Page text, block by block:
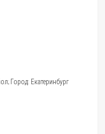
Город: Екатеринбург